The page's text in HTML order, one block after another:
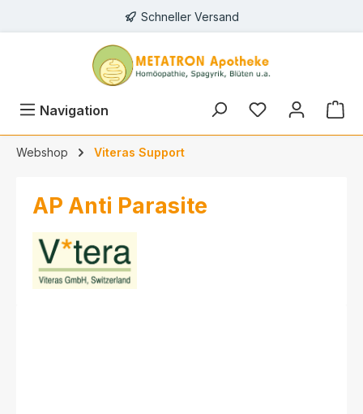
Schneller Versand
Navigation
Webshop Viteras Support
AP Anti Parasite